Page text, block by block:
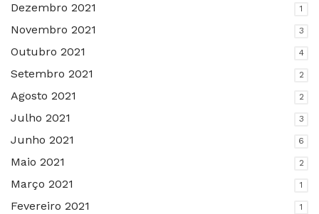
Dezembro 2021 1
Novembro 2021 3
Outubro 2021 4
Setembro 2021 2
Agosto 2021 2
Julho 2021 3
Junho 2021 6
Maio 2021 2
Março 2021 1
Fevereiro 2021 1